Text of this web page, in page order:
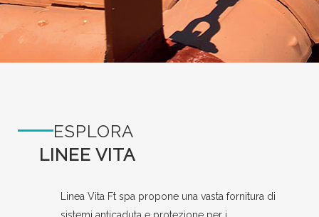
ESPLORA
LINEE VITA
Linea Vita Ft spa propone una vasta fornitura di